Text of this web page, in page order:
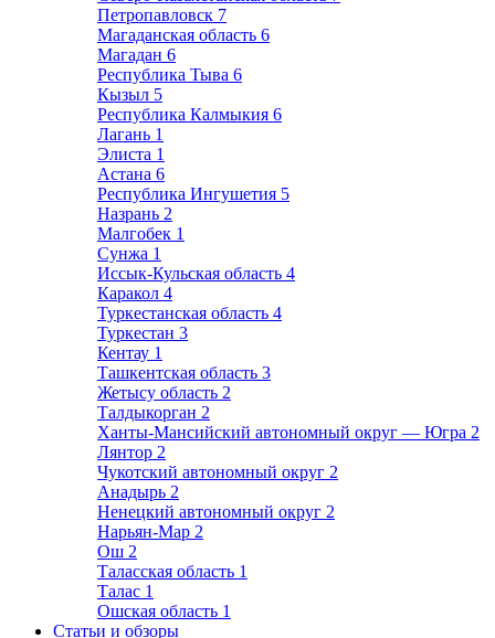
Петропавловск 7
Магаданская область 6
Магадан 6
Республика Тыва 6
Кызыл 5
Республика Калмыкия 6
Лагань 1
Элиста 1
Астана 6
Республика Ингушетия 5
Назрань 2
Малгобек 1
Сунжа 1
Иссык-Кульская область 4
Каракол 4
Туркестанская область 4
Туркестан 3
Кентау 1
Ташкентская область 3
Жетысу область 2
Талдыкорган 2
Ханты-Мансийский автономный округ — Югра 2
Лянтор 2
Чукотский автономный округ 2
Анадырь 2
Ненецкий автономный округ 2
Нарьян-Мар 2
Ош 2
Таласская область 1
Талас 1
Ошская область 1
Статьи и обзоры